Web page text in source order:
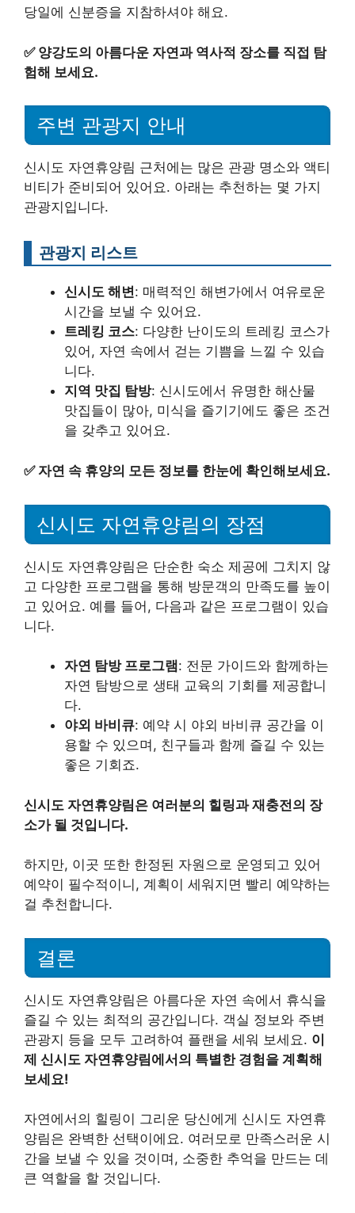
당일에 신분증을 지참하셔야 해요.
✅ 양강도의 아름다운 자연과 역사적 장소를 직접 탐
험해 보세요.
주변 관광지 안내
신시도 자연휴양림 근처에는 많은 관광 명소와 액티
비티가 준비되어 있어요. 아래는 추천하는 몇 가지
관광지입니다.
관광지 리스트
신시도 해변: 매력적인 해변가에서 여유로운
시간을 보낼 수 있어요.
트레킹 코스: 다양한 난이도의 트레킹 코스가
있어, 자연 속에서 걷는 기쁨을 느낄 수 있습
니다.
지역 맛집 탐방: 신시도에서 유명한 해산물
맛집들이 많아, 미식을 즐기기에도 좋은 조건
을 갖추고 있어요.
✅ 자연 속 휴양의 모든 정보를 한눈에 확인해보세요.
신시도 자연휴양림의 장점
신시도 자연휴양림은 단순한 숙소 제공에 그치지 않
고 다양한 프로그램을 통해 방문객의 만족도를 높이
고 있어요. 예를 들어, 다음과 같은 프로그램이 있습
니다.
자연 탐방 프로그램: 전문 가이드와 함께하는
자연 탐방으로 생태 교육의 기회를 제공합니
다.
야외 바비큐: 예약 시 야외 바비큐 공간을 이
용할 수 있으며, 친구들과 함께 즐길 수 있는
좋은 기회죠.
신시도 자연휴양림은 여러분의 힐링과 재충전의 장
소가 될 것입니다.
하지만, 이곳 또한 한정된 자원으로 운영되고 있어
예약이 필수적이니, 계획이 세워지면 빨리 예약하는
걸 추천합니다.
결론
신시도 자연휴양림은 아름다운 자연 속에서 휴식을
즐길 수 있는 최적의 공간입니다. 객실 정보와 주변
관광지 등을 모두 고려하여 플랜을 세워 보세요. 이
제 신시도 자연휴양림에서의 특별한 경험을 계획해
보세요!
자연에서의 힐링이 그리운 당신에게 신시도 자연휴
양림은 완벽한 선택이에요. 여러모로 만족스러운 시
간을 보낼 수 있을 것이며, 소중한 추억을 만드는 데
큰 역할을 할 것입니다.